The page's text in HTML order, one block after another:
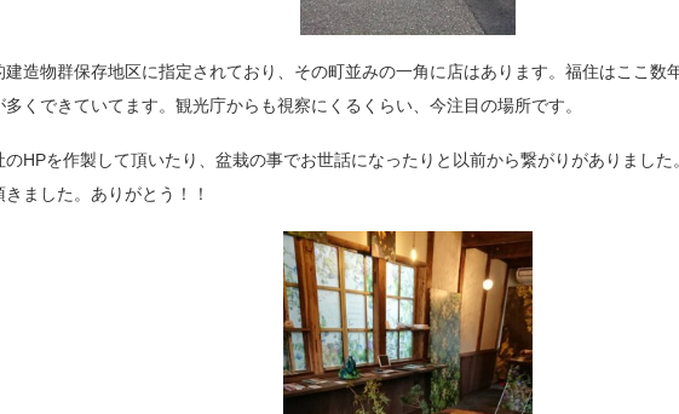
造物群保存地区に指定されており、その町並みの一角に店はあります。福住はここ数
くできていてます。観光庁からも視察にくるくらい、今注目の場所です。
のHPを作製して頂いたり、盆栽の事でお世話になったりと以前から繋がりがありまし
ました。ありがとう！！